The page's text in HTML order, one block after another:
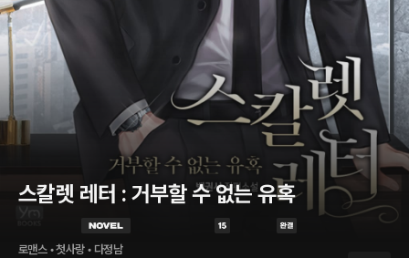
스칼렛 레터 : 거부할 수 없는 유혹
로맨스 • 첫사랑 • 다정남